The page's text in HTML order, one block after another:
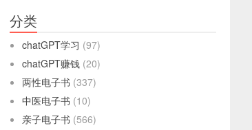
分类
chatGPT学习 (97)
chatGPT赚钱 (20)
两性电子书 (337)
中医电子书 (10)
亲子电子书 (566)